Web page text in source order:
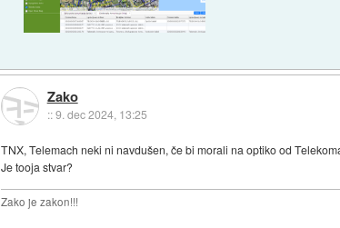
Zako
::9. dec 2024, 13:25
TNX, Telemach neki ni navdušen, če bi morali na optiko od
Je tooja stvar?
Zako je zakon!!!